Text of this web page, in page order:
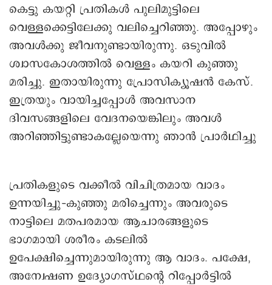
കെട്ടു കയറ്റി പ്രതികൾ പുലിമുട്ടിലെ
വെള്ളക്കെട്ടിലേക്കു വലിച്ചെറിഞ്ഞു. അപ്പോഴും
അവൾക്കു ജീവനുണ്ടായിരുന്നു. ഒടുവിൽ
ശ്വാസകോശത്തിൽ വെള്ളം കയറി കുഞ്ഞു
മരിച്ചു. ഇതായിരുന്നു പ്രോസിക്യൂഷൻ കേസ്.
ഇത്രയും വായിച്ചപ്പോൾ അവസാന
ദിവസങ്ങളിലെ വേദനയെങ്കിലും അവൾ
അറിഞ്ഞിട്ടുണ്ടാകല്ലേയെന്നു ‍ഞാൻ പ്രാർഥിച്ചു
പ്രതികളുടെ വക്കീൽ വിചിത്രമായ വാദം
ഉന്നയിച്ചു–കുഞ്ഞു മരിച്ചെന്നും അവരുടെ
നാട്ടിലെ മതപരമായ ആചാരങ്ങളുടെ
ഭാഗമായി ശരീരം കടലിൽ
ഉപേക്ഷിച്ചെന്നുമായിരുന്നു ആ വാദം. പക്ഷേ,
അന്വേഷണ ഉദ്യോഗസ്ഥന്റെ റിപ്പോർട്ടിൽ